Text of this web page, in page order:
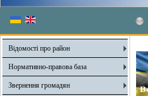
Відомості про район
Нормативно-правова база
Звернення громадян